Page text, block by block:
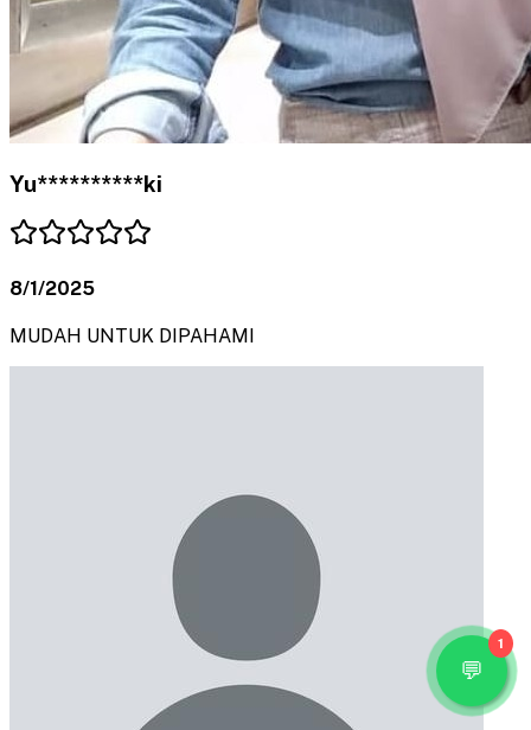
Yu**********ki
8/1/2025
MUDAH UNTUK DIPAHAMI
1